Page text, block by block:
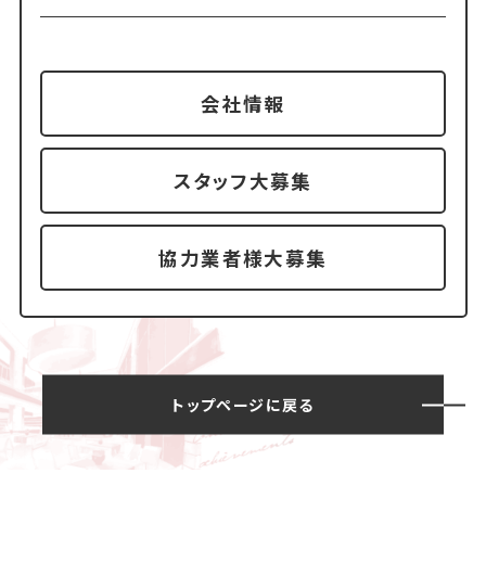
会社情報
スタッフ大募集
協力業者様大募集
トップページに戻る